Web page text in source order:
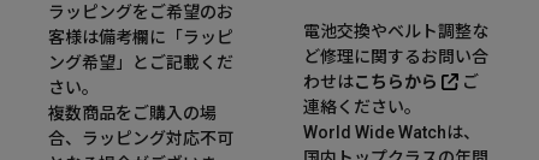
ラッピングをご希望のお
客様は備考欄に「ラッピ
ング希望」とご記載くだ
さい。
複数商品をご購入の場
合、ラッピング対応不可
電池交換やベルト調整な
ど修理に関するお問い合
わせはこちらから
ご
連絡ください。
World Wide Watchは、